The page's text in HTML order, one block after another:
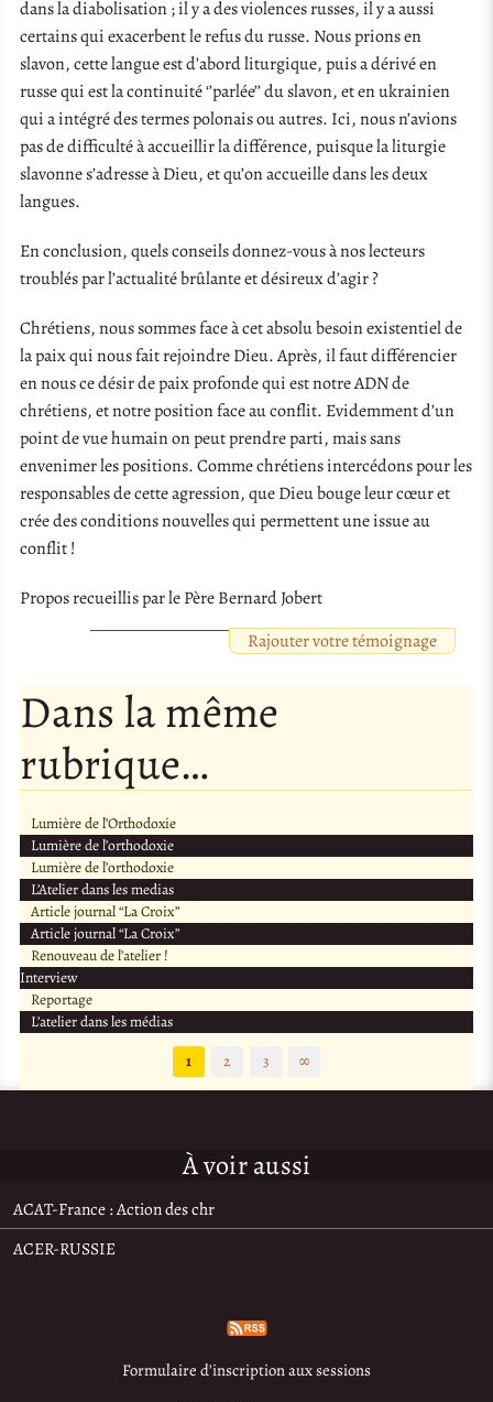
dans la diabolisation ; il y a des violences russes, il y a aussi
certains qui exacerbent le refus du russe. Nous prions en
slavon, cette langue est d’abord liturgique, puis a dérivé en
russe qui est la continuité ‘’parlée’’ du slavon, et en ukrainien
qui a intégré des termes polonais ou autres. Ici, nous n’avions
pas de difficulté à accueillir la différence, puisque la liturgie
slavonne s’adresse à Dieu, et qu’on accueille dans les deux
langues.
En conclusion, quels conseils donnez-vous à nos lecteurs
troublés par l’actualité brûlante et désireux d’agir ?
Chrétiens, nous sommes face à cet absolu besoin existentiel de
la paix qui nous fait rejoindre Dieu. Après, il faut différencier
en nous ce désir de paix profonde qui est notre ADN de
chrétiens, et notre position face au conflit. Evidemment d’un
point de vue humain on peut prendre parti, mais sans
envenimer les positions. Comme chrétiens intercédons pour les
responsables de cette agression, que Dieu bouge leur cœur et
crée des conditions nouvelles qui permettent une issue au
conflit !
Propos recueillis par le Père Bernard Jobert
Rajouter votre témoignage
Dans la même
rubrique…
Lumière de l’Orthodoxie
Lumière de l’orthodoxie
Lumière de l’orthodoxie
L’Atelier dans les medias
Article journal “La Croix”
Article journal “La Croix”
Renouveau de l’atelier !
Interview
Reportage
L’atelier dans les médias
1
2 3 ∞
À voir aussi
ACAT-France : Action des chr
ACER-RUSSIE
Formulaire d’inscription aux sessions